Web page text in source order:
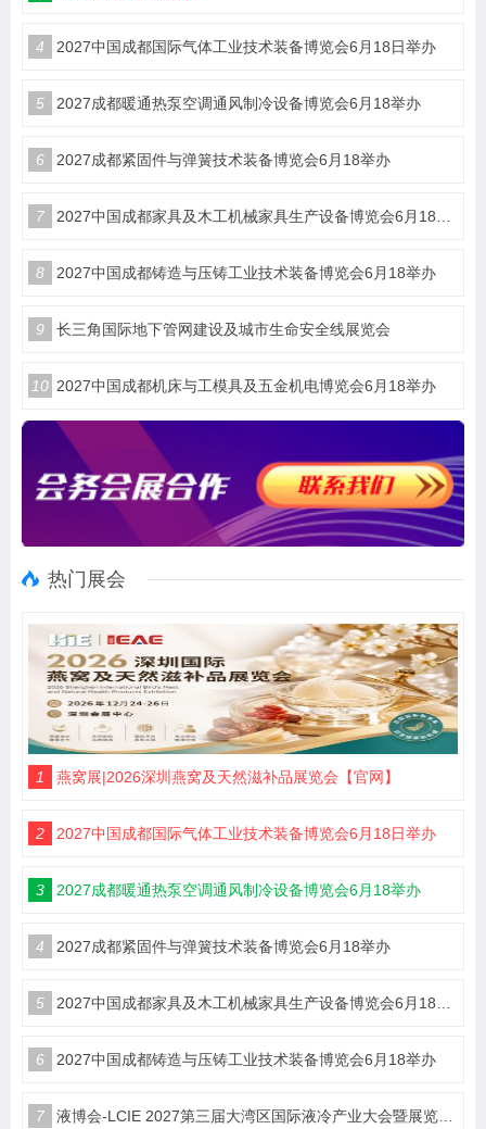
4 2027中国成都国际气体工业技术装备博览会6月18日举办
5 2027成都暖通热泵空调通风制冷设备博览会6月18举办
6 2027成都紧固件与弹簧技术装备博览会6月18举办
7 2027中国成都家具及木工机械家具生产设备博览会6月18举办
8 2027中国成都铸造与压铸工业技术装备博览会6月18举办
9 长三角国际地下管网建设及城市生命安全线展览会
10 2027中国成都机床与工模具及五金机电博览会6月18举办
热门展会
1 燕窝展|2026深圳燕窝及天然滋补品展览会【官网】
2 2027中国成都国际气体工业技术装备博览会6月18日举办
3 2027成都暖通热泵空调通风制冷设备博览会6月18举办
4 2027成都紧固件与弹簧技术装备博览会6月18举办
5 2027中国成都家具及木工机械家具生产设备博览会6月18举办
6 2027中国成都铸造与压铸工业技术装备博览会6月18举办
7 液博会-LCIE 2027第三届大湾区国际液冷产业大会暨展览会（深圳）